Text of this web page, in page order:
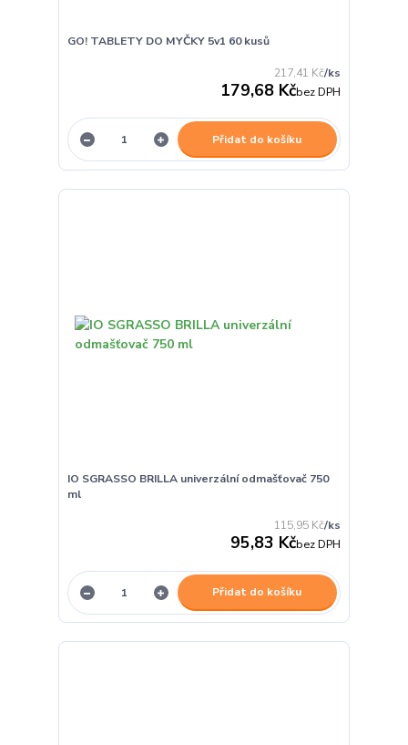
GO! TABLETY DO MYČKY 5v1 60 kusů
217,41 Kč/ks
179,68 Kčbez DPH
Přidat do košíku
IO SGRASSO BRILLA univerzální odmašťovač 750
ml
115,95 Kč/ks
95,83 Kčbez DPH
Přidat do košíku